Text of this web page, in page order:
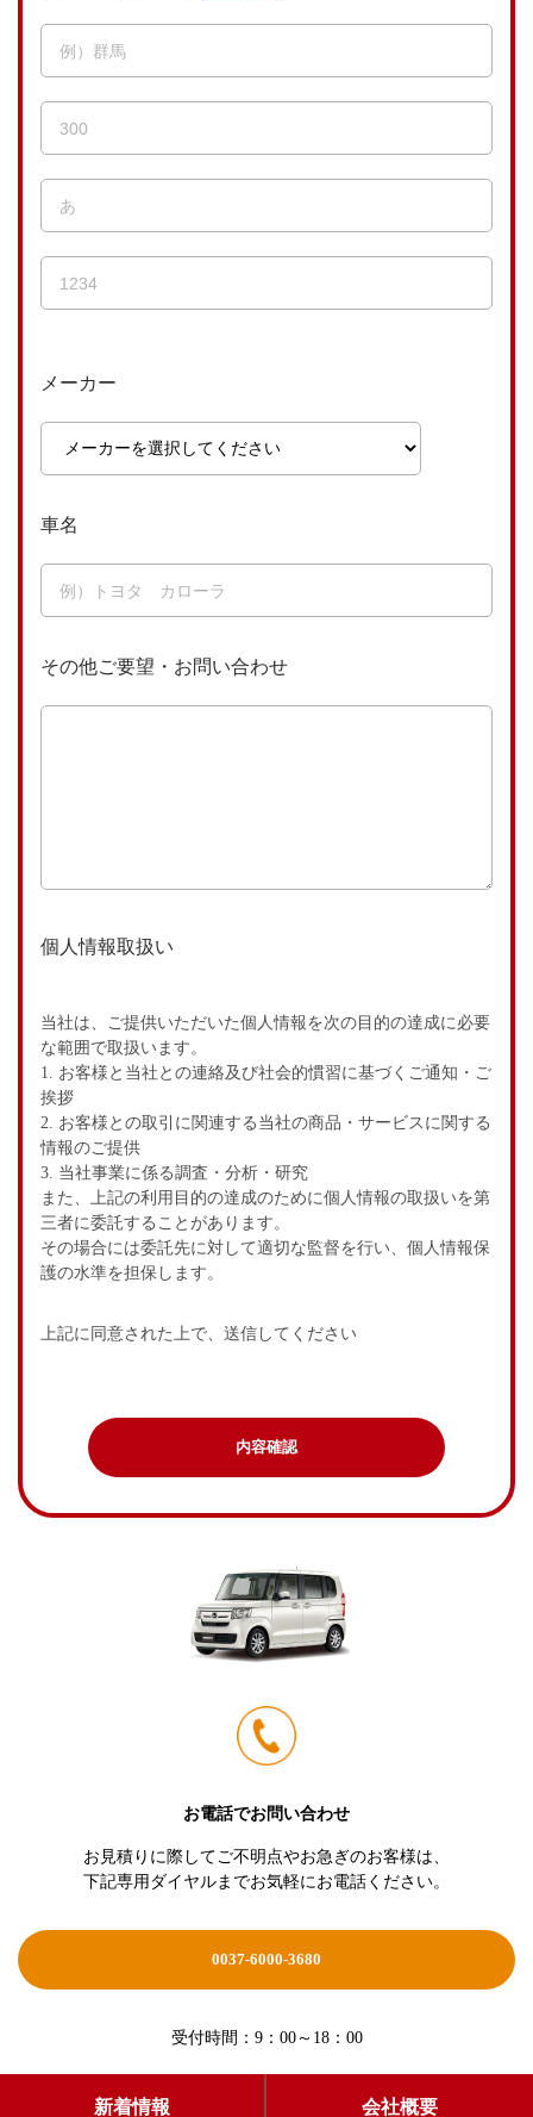
メーカー
車名
その他ご要望・お問い合わせ
個人情報取扱い
当社は、ご提供いただいた個人情報を次の目的の達成に必要
な範囲で取扱います。
1. お客様と当社との連絡及び社会的慣習に基づくご通知・ご
挨拶
2. お客様との取引に関連する当社の商品・サービスに関する
情報のご提供
3. 当社事業に係る調査・分析・研究
また、上記の利用目的の達成のために個人情報の取扱いを第
三者に委託することがあります。
その場合には委託先に対して適切な監督を行い、個人情報保
護の水準を担保します。
上記に同意された上で、送信してください
内容確認
お電話でお問い合わせ
お見積りに際してご不明点やお急ぎのお客様は、
下記専用ダイヤルまでお気軽にお電話ください。
0037-6000-3680
受付時間：9：00～18：00
新着情報 会社概要